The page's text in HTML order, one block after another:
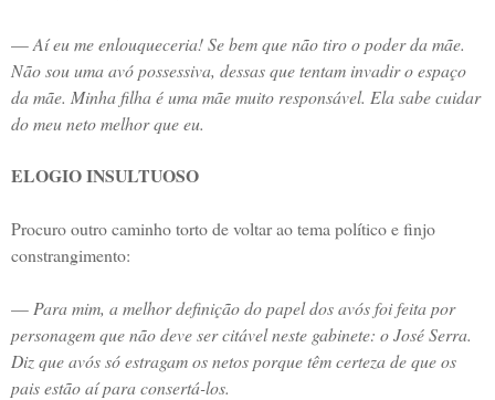
—Aí eu me enlouqueceria! Se bem que não tiro o poder da mãe.
Não sou uma avó possessiva, dessas que tentam invadir o espaço
da mãe. Minha filha é uma mãe muito responsável. Ela sabe cuidar
do meu neto melhor que eu.
ELOGIO INSULTUOSO
Procuro outro caminho torto de voltar ao tema político e finjo
constrangimento:
— Para mim, a melhor definição do papel dos avós foi feita por
personagem que não deve ser citável neste gabinete: o José Serra.
Diz que avós só estragam os netos porque têm certeza de que os
pais estão aí para consertá-los.